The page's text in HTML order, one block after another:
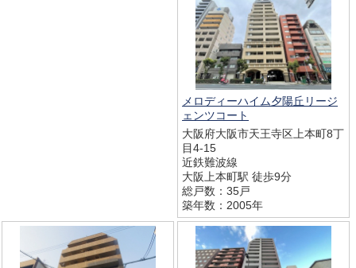
メロディーハイム夕陽丘リージ
ェンツコート
大阪府大阪市天王寺区上本町8丁
目4-15
近鉄難波線
大阪上本町駅 徒歩9分
総戸数：35戸
築年数：2005年